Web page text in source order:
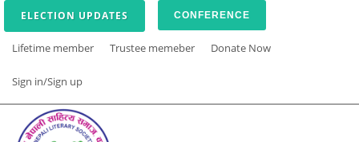
ELECTION UPDATES CONFERENCE
Lifetime member Trustee memeber Donate Now
Sign in/Sign up